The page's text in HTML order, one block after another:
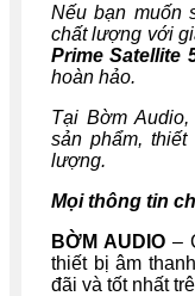
Nếu bạn muốn
chất lượng với
Prime Satellite
hoàn hảo.
Tại Bờm
sản phẩm,
lượng.
Mọi thông tin
BỜM AUDIO –
thiết bị âm
đãi và tốt nhất